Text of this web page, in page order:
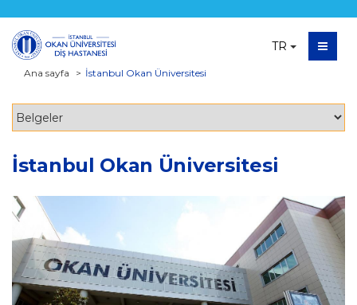
TR
Ana sayfa İstanbul Okan Üniversitesi
İstanbul Okan Üniversitesi